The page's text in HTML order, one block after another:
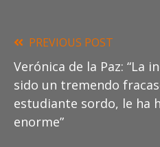
Read
more
articles
PREVIOUS POST
Verónica de la Paz: “La
sido un tremendo
estudiante sordo, le ha
enorme”